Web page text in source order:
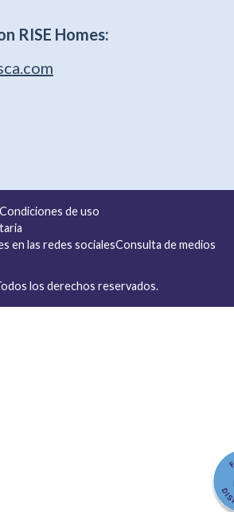
RISE Homes:
Condiciones de uso
en las redes socialesConsulta de medios
los derechos reservados.